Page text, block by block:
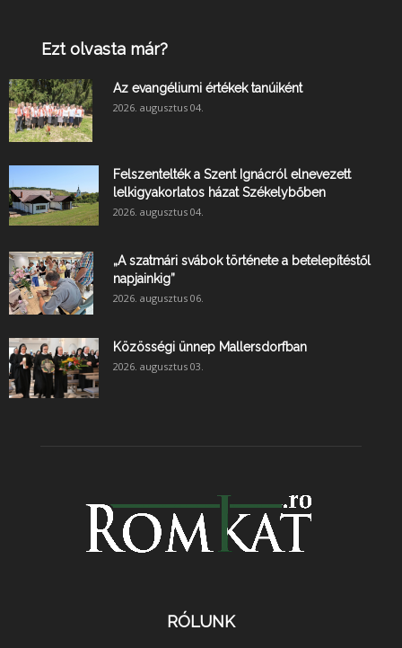
Ezt olvasta már?
Az evangéliumi értékek tanúiként
2026. augusztus 04.
Felszentelték a Szent Ignácról elnevezett
lelkigyakorlatos házat Székelybőben
2026. augusztus 04.
„A szatmári svábok története a betelepítéstől
napjainkig”
2026. augusztus 06.
Közösségi ünnep Mallersdorfban
2026. augusztus 03.
RÓLUNK